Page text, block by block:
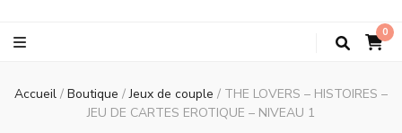
0
Accueil / Boutique / Jeux de couple / THE LOVERS – HISTOIRES –
JEU DE CARTES EROTIQUE – NIVEAU 1